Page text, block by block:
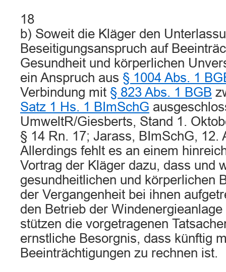
18
b) Soweit die Kläger den
Beseitigungsanspruch auf
Gesundheit und körperlichen
ein Anspruch aus § 1004 Abs. 1
Verbindung mit § 823 Abs. 1 BGB
Satz 1 Hs. 1 BImSchG
UmweltR/Giesberts, Stand 1.
§ 14 Rn. 17; Jarass, BImSchG, 12.
Allerdings fehlt es an einem
Vortrag der Kläger dazu, dass und
gesundheitlichen und körperlichen
der Vergangenheit bei ihnen
den Betrieb der
stützen die vorgetragenen
ernstliche Besorgnis, dass künftig
Beeinträchtigungen zu rechnen ist.